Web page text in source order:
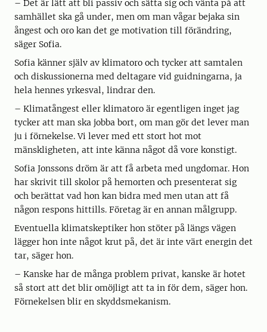
– Det är lätt att bli passiv och sätta sig och vänta på att
samhället ska gå under, men om man vågar bejaka sin
ångest och oro kan det ge motivation till förändring,
säger Sofia.
Sofia känner själv av klimatoro och tycker att samtalen
och diskussionerna med deltagare vid guidningarna, ja
hela hennes yrkesval, lindrar den.
– Klimatångest eller klimatoro är egentligen inget jag
tycker att man ska jobba bort, om man gör det lever man
ju i förnekelse. Vi lever med ett stort hot mot
mänskligheten, att inte känna något då vore konstigt.
Sofia Jonssons dröm är att få arbeta med ungdomar. Hon
har skrivit till skolor på hemorten och presenterat sig
och berättat vad hon kan bidra med men utan att få
någon respons hittills. Företag är en annan målgrupp.
Eventuella klimatskeptiker hon stöter på längs vägen
lägger hon inte något krut på, det är inte värt energin det
tar, säger hon.
– Kanske har de många problem privat, kanske är hotet
så stort att det blir omöjligt att ta in för dem, säger hon.
Förnekelsen blir en skyddsmekanism.